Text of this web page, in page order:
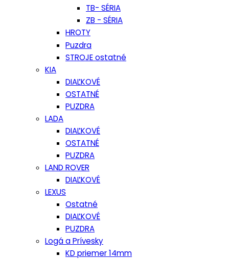
TB- SÉRIA
ZB - SÉRIA
HROTY
Puzdra
STROJE ostatné
KIA
DIAĽKOVÉ
OSTATNÉ
PUZDRA
LADA
DIAĽKOVÉ
OSTATNÉ
PUZDRA
LAND ROVER
DIAĽKOVÉ
LEXUS
Ostatné
DIAĽKOVÉ
PUZDRA
Logá a Prívesky
KD priemer 14mm